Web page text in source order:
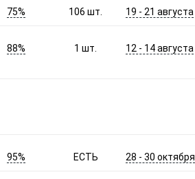
75% 106шт. 19 - 21 августа
88% 1шт. 12 - 14 августа
95% ЕСТЬ 28 - 30 октября